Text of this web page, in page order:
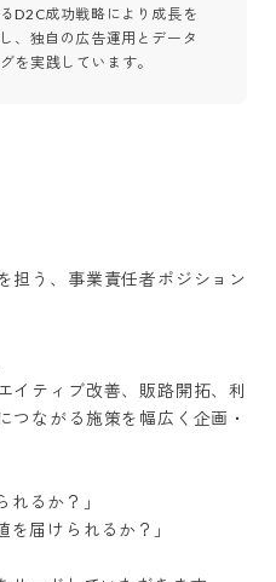
D2C成功戦略により成長を
、独自の広告運用とデータ
を実践しています。
担う、事業責任者ポジション
イティブ改善、販路開拓、利
つながる施策を幅広く企画・
れるか？」
を届けられるか？」